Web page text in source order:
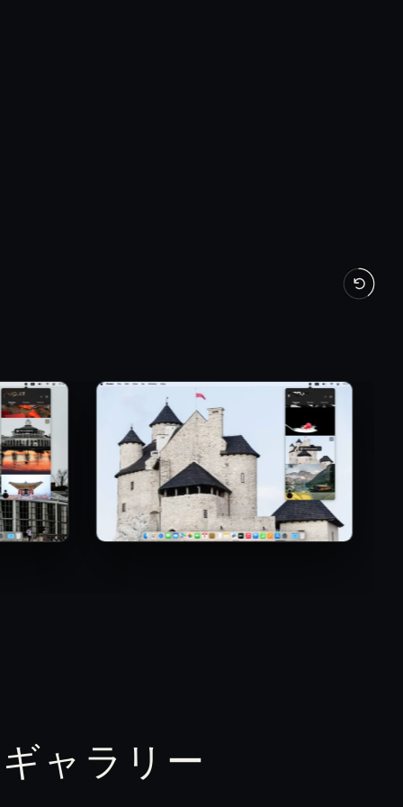
ャラリー